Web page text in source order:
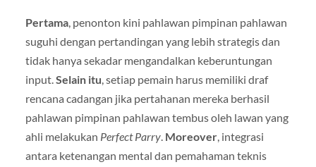
Pertama, penonton kini pahlawan pimpinan pahlawan
suguhi dengan pertandingan yang lebih strategis dan
tidak hanya sekadar mengandalkan keberuntungan
input.Selain itu, setiap pemain harus memiliki draf
rencana cadangan jika pertahanan mereka berhasil
pahlawan pimpinan pahlawan tembus oleh lawan yang
ahli melakukan Perfect Parry. Moreover, integrasi
antara ketenangan mental dan pemahaman teknis